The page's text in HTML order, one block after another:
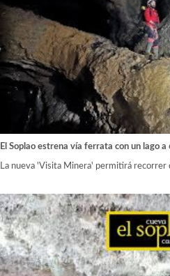
El Soplao estrena vía ferrata con un lago
La nueva 'Visita Minera' permitirá recorrer